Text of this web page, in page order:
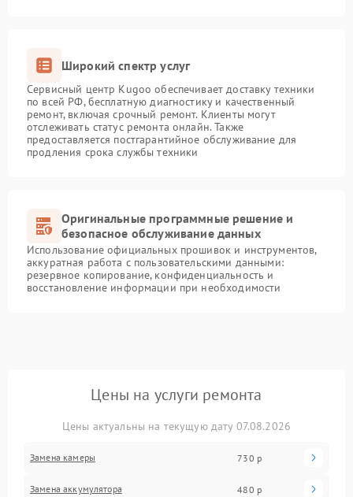
Широкий спектр услуг
Сервисный центр Kugoo обеспечивает доставку техники
по всей РФ, бесплатную диагностику и качественный
ремонт, включая срочный ремонт. Клиенты могут
отслеживать статус ремонта онлайн. Также
предоставляется постгарантийное обслуживание для
продления срока службы техники
Оригинальные программные решение и
безопасное обслуживание данных
Использование официальных прошивок и инструментов,
аккуратная работа с пользовательскими данными:
резервное копирование, конфиденциальность и
восстановление информации при необходимости
Цены на услуги ремонта
Цены актуальны на текущую дату 07.08.2026
Замена камеры 730 р
Замена аккумулятора 480 р